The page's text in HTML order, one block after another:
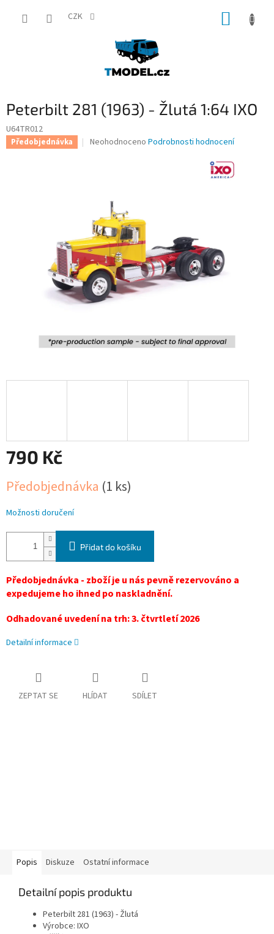
CZK
Peterbilt 281 (1963) - Žlutá 1:64 IXO
U64TR012
Předobjednávka
Průměrné
hvězdiček.
Neohodnoceno Podrobnosti hodnocení
790 Kč
cena:
Předobjednávka (1 ks)
Možnosti doručení
Přidat do košíku
Předobjednávka - zboží je u nás pevně rezervováno a
expedujeme ho ihned po naskladnění.
Odhadované uvedení na trh: 3. čtvrtletí 2026
Detailní informace
ZEPTAT SE HLÍDAT SDÍLET
Popis Diskuze Ostatní informace
Detailní popis produktu
Peterbilt 281 (1963) - Žlutá
Výrobce: IXO